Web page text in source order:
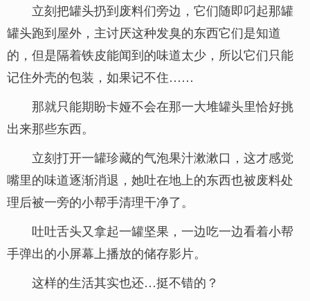
立刻把罐头扔到废料们旁边，它们随即叼起那罐
罐头跑到屋外，主讨厌这种发臭的东西它们是知道
的，但是隔着铁皮能闻到的味道太少，所以它们只能
记住外壳的包装，如果记不住……
那就只能期盼卡娅不会在那一大堆罐头里恰好挑
出来那些东西。
立刻打开一罐珍藏的气泡果汁漱漱口，这才感觉
嘴里的味道逐渐消退，她吐在地上的东西也被废料处
理后被一旁的小帮手清理干净了。
吐吐舌头又拿起一罐坚果，一边吃一边看着小帮
手弹出的小屏幕上播放的储存影片。
这样的生活其实也还…挺不错的？